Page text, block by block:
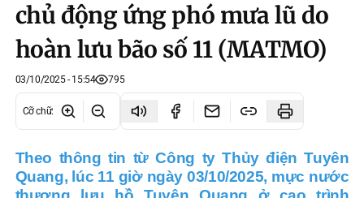
chủ động ứng phó mưa lũ do
hoàn lưu bão số 11 (MATMO)
03/10/2025 - 15:54 795
Cỡ chữ:
Theo thông tin từ Công ty Thủy điện Tuyên
Quang, lúc 11 giờ ngày 03/10/2025, mực nước